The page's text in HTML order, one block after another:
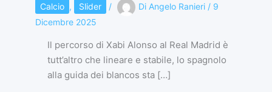
Calcio , Slider / Di Angelo Ranieri / 9
Dicembre 2025
Il percorso di Xabi Alonso al Real Madrid è
tutt’altro che lineare e stabile, lo spagnolo
alla guida dei blancos sta […]